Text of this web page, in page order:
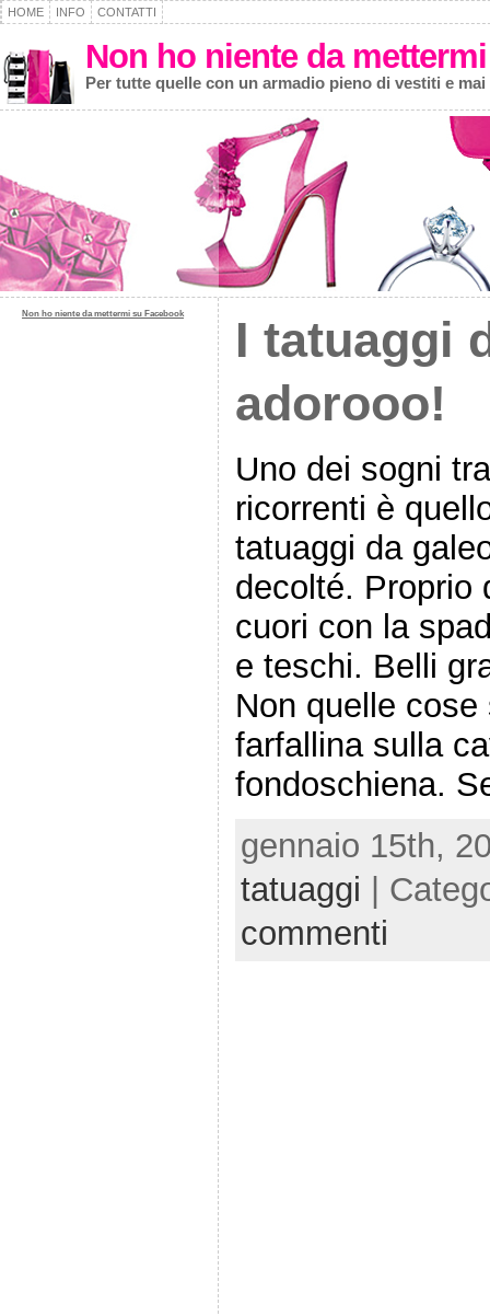
HOME INFO CONTATTI
Non ho niente da mettermi
Per tutte quelle con un armadio pieno di vestiti e
Non ho niente da mettermi su Facebook
I tatuaggi
adorooo!
Uno dei sogni
ricorrenti è
tatuaggi da
decolté. Proprio
cuori con la
e teschi. Belli
Non quelle
farfallina sulla
fondoschiena.
gennaio 15th,
tatuaggi |
commenti